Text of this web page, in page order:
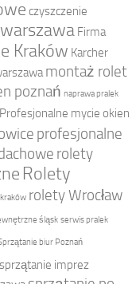
czyszczenie
Firma
Kraków Karcher
montaż rolet
poznań naprawa pralek
Profesjonalne mycie okien
profesjonalne
rolety
Rolety
rolety Wrocław
śląsk serwis pralek
biur Poznań
sprzątanie imprez